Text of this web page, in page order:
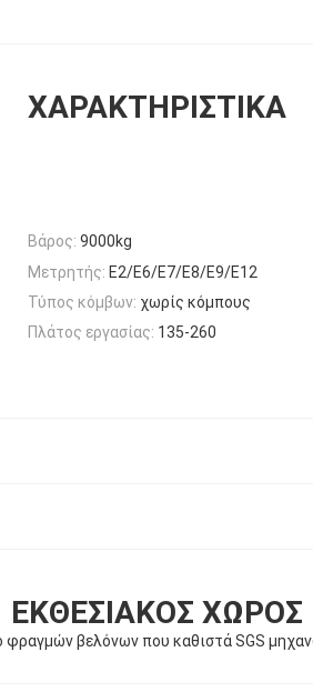
ΧΑΡΑΚΤΗΡΙΣΤΙΚΆ
Βάρος: 9000kg
Μετρητής: E2/E6/E7/E8/E9/E12
Τύπος κόμβων: χωρίς κόμπους
Πλάτος εργασίας: 135-260
ΕΚΘΕΣΙΑΚΌΣ ΧΏΡΟΣ
φραγμών βελόνων που καθιστά SGS